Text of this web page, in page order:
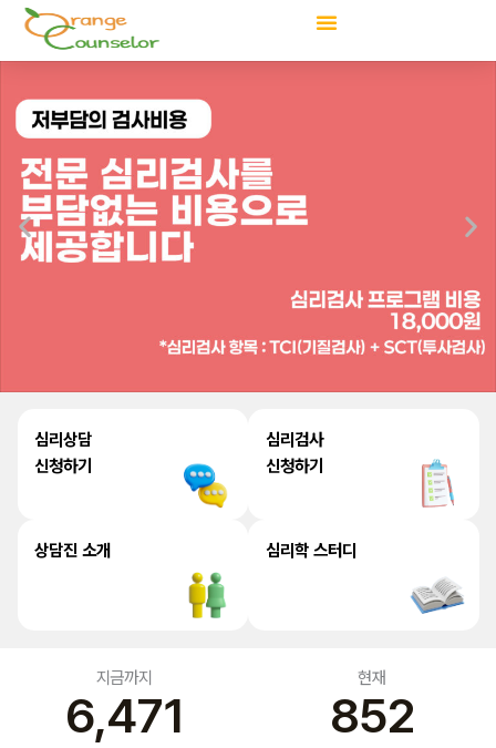
츠
심리상담
신청하기
심리검사
신청하기
상담진 소개 심리학 스터디
지금까지
6,471
현재
852